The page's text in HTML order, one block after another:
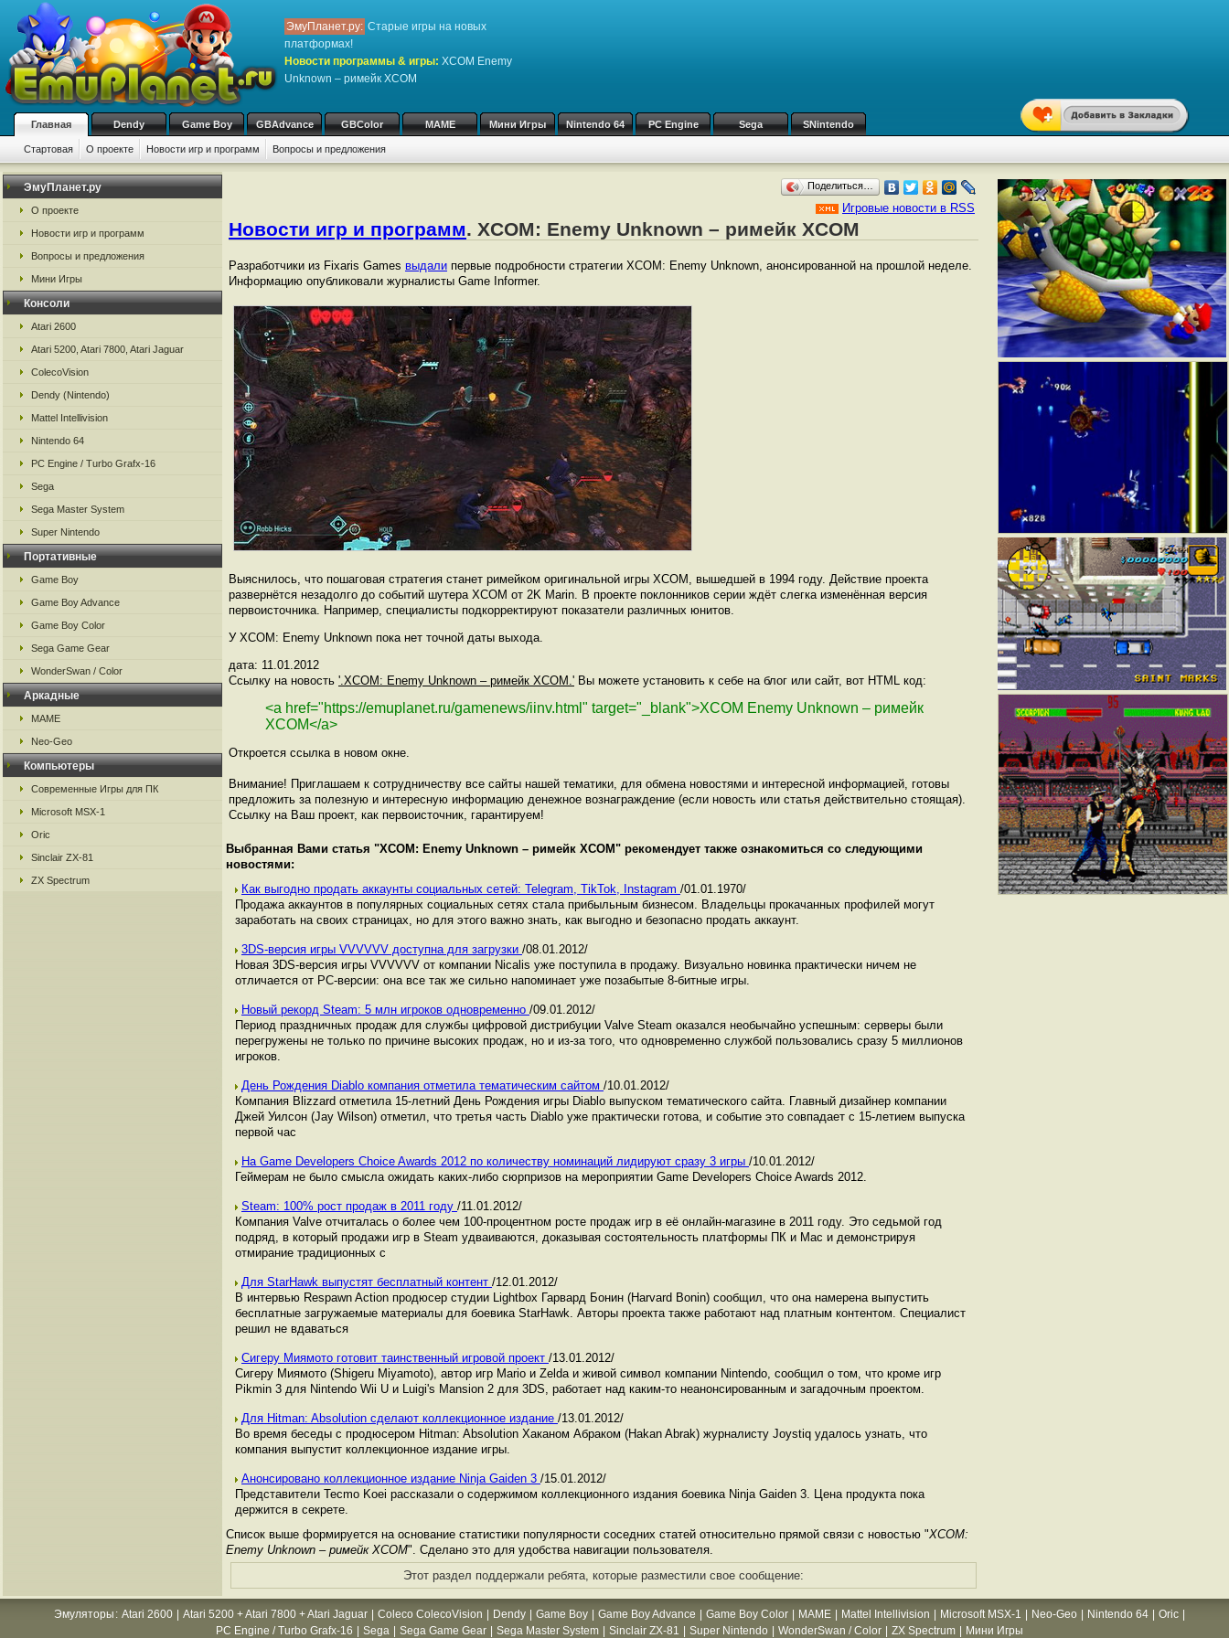
ЭмуПланет.ру: Старые игры на новых
платформах!
Новости программы & игры: XCOM Enemy
Unknown – римейк XCOM
Главная Dendy Game Boy GBAdvance GBColor MAME Мини Игры Nintendo 64 PC Engine Sega SNintendo
Стартовая О проекте Новости игр и программ Вопросы и предложения
ЭмуПланет.ру
О проекте
Новости игр и программ
Вопросы и предложения
Мини Игры
Консоли
Atari 2600
Atari 5200, Atari 7800, Atari Jaguar
ColecoVision
Dendy (Nintendo)
Mattel Intellivision
Nintendo 64
PC Engine / Turbo Grafx-16
Sega
Sega Master System
Super Nintendo
Портативные
Game Boy
Game Boy Advance
Game Boy Color
Sega Game Gear
WonderSwan / Color
Аркадные
MAME
Neo-Geo
Компьютеры
Современные Игры для ПК
Microsoft MSX-1
Oric
Sinclair ZX-81
ZX Spectrum
Поделиться…
Игровые новости в RSS
Новости игр и программ. XCOM: Enemy Unknown – римейк XCOM
Разработчики из Fixaris Games выдали первые подробности стратегии XCOM: Enemy Unknown, анонсированной на прошлой неделе.
Информацию опубликовали журналисты Game Informer.
Выяснилось, что пошаговая стратегия станет римейком оригинальной игры XCOM, вышедшей в 1994 году. Действие проекта
развернётся незадолго до событий шутера XCOM от 2K Marin. В проекте поклонников серии ждёт слегка изменённая версия
первоисточника. Например, специалисты подкорректируют показатели различных юнитов.
У XCOM: Enemy Unknown пока нет точной даты выхода.
дата: 11.01.2012
Ссылку на новость '.XCOM: Enemy Unknown – римейк XCOM.' Вы можете установить к себе на блог или сайт, вот HTML код:
<a href="https://emuplanet.ru/gamenews/iinv.html" target="_blank">XCOM Enemy Unknown – римейк
XCOM</a>
Откроется ссылка в новом окне.
Внимание! Приглашаем к сотрудничеству все сайты нашей тематики, для обмена новостями и интересной информацией, готовы
предложить за полезную и интересную информацию денежное вознаграждение (если новость или статья действительно стоящая).
Ссылку на Ваш проект, как первоисточник, гарантируем!
Выбранная Вами статья "XCOM: Enemy Unknown – римейк XCOM" рекомендует также ознакомиться со следующими
новостями:
Как выгодно продать аккаунты социальных сетей: Telegram, TikTok, Instagram /01.01.1970/
Продажа аккаунтов в популярных социальных сетях стала прибыльным бизнесом. Владельцы прокачанных профилей могут
заработать на своих страницах, но для этого важно знать, как выгодно и безопасно продать аккаунт.
3DS-версия игры VVVVVV доступна для загрузки /08.01.2012/
Новая 3DS-версия игры VVVVVV от компании Nicalis уже поступила в продажу. Визуально новинка практически ничем не
отличается от РС-версии: она все так же сильно напоминает уже позабытые 8-битные игры.
Новый рекорд Steam: 5 млн игроков одновременно /09.01.2012/
Период праздничных продаж для службы цифровой дистрибуции Valve Steam оказался необычайно успешным: серверы были
перегружены не только по причине высоких продаж, но и из-за того, что одновременно службой пользовались сразу 5 миллионов
игроков.
День Рождения Diablo компания отметила тематическим сайтом /10.01.2012/
Компания Blizzard отметила 15-летний День Рождения игры Diablo выпуском тематического сайта. Главный дизайнер компании
Джей Уилсон (Jay Wilson) отметил, что третья часть Diablo уже практически готова, и событие это совпадает с 15-летием выпуска
первой час
На Game Developers Choice Awards 2012 по количеству номинаций лидируют сразу 3 игры /10.01.2012/
Геймерам не было смысла ожидать каких-либо сюрпризов на мероприятии Game Developers Choice Awards 2012.
Steam: 100% рост продаж в 2011 году /11.01.2012/
Компания Valve отчиталась о более чем 100-процентном росте продаж игр в её онлайн-магазине в 2011 году. Это седьмой год
подряд, в который продажи игр в Steam удваиваются, доказывая состоятельность платформы ПК и Mac и демонстрируя
отмирание традиционных с
Для StarHawk выпустят бесплатный контент /12.01.2012/
В интервью Respawn Action продюсер студии Lightbox Гарвард Бонин (Harvard Bonin) сообщил, что она намерена выпустить
бесплатные загружаемые материалы для боевика StarHawk. Авторы проекта также работают над платным контентом. Специалист
решил не вдаваться
Сигеру Миямото готовит таинственный игровой проект /13.01.2012/
Сигеру Миямото (Shigeru Miyamoto), автор игр Mario и Zelda и живой символ компании Nintendo, сообщил о том, что кроме игр
Pikmin 3 для Nintendo Wii U и Luigi's Mansion 2 для 3DS, работает над каким-то неанонсированным и загадочным проектом.
Для Hitman: Absolution сделают коллекционное издание /13.01.2012/
Во время беседы с продюсером Hitman: Absolution Хаканом Абраком (Hakan Abrak) журналисту Joystiq удалось узнать, что
компания выпустит коллекционное издание игры.
Анонсировано коллекционное издание Ninja Gaiden 3 /15.01.2012/
Представители Tecmo Koei рассказали о содержимом коллекционного издания боевика Ninja Gaiden 3. Цена продукта пока
держится в секрете.
Список выше формируется на основание статистики популярности соседних статей относительно прямой связи с новостью "XCOM:
Enemy Unknown – римейк XCOM". Сделано это для удобства навигации пользователя.
Этот раздел поддержали ребята, которые разместили свое сообщение:
Эмуляторы : Atari 2600 Atari 5200 + Atari 7800 + Atari Jaguar Coleco ColecoVision Dendy Game Boy Game Boy Advance Game Boy Color MAME Mattel Intellivision Microsoft MSX-1 Neo-Geo Nintendo 64 Oric
PC Engine / Turbo Grafx-16
Sega Sega Game Gear Sega Master System Sinclair ZX-81 Super Nintendo WonderSwan / Color ZX Spectrum Мини Игры